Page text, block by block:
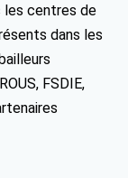
les centres de
dans les
FSDIE,